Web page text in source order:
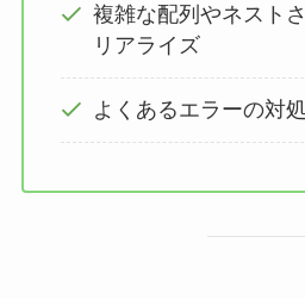
複雑な配列やネスト
リアライズ
よくあるエラーの対